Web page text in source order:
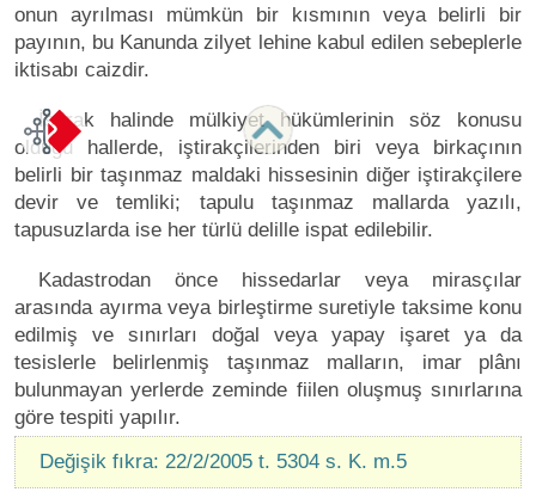
onun ayrılması mümkün bir kısmının veya belirli bir
payının, bu Kanunda zilyet lehine kabul edilen sebeplerle
iktisabı caizdir.
İştirak halinde mülkiyet hükümlerinin söz konusu
olduğu hallerde, iştirakçilerinden biri veya birkaçının
belirli bir taşınmaz maldaki hissesinin diğer iştirakçilere
devir ve temliki; tapulu taşınmaz mallarda yazılı,
tapusuzlarda ise her türlü delille ispat edilebilir.
Kadastrodan önce hissedarlar veya mirasçılar
arasında ayırma veya birleştirme suretiyle taksime konu
edilmiş ve sınırları doğal veya yapay işaret ya da
tesislerle belirlenmiş taşınmaz malların, imar plânı
bulunmayan yerlerde zeminde fiilen oluşmuş sınırlarına
göre tespiti yapılır.
Değişik fıkra: 22/2/2005 t. 5304 s. K. m.5